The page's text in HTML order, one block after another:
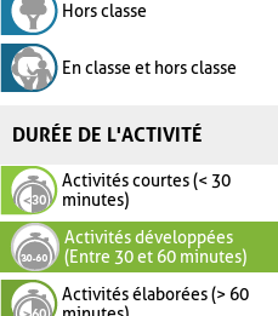
Hors classe
En classe et hors classe
DURÉE DE L'ACTIVITÉ
Activités courtes (< 30
minutes)
Activités développées
(Entre 30 et 60 minutes)
Activités élaborées (> 60